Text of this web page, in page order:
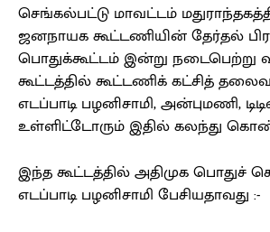
செங்கல்பட்டு மாவட்டம்
ஜனநாயக கூட்டணியின் தேர்தல்
பொதுக்கூட்டம் இன்று நடைபெற்று
கூட்டத்தில் கூட்டணிக் கட்சித்
எடப்பாடி பழனிசாமி, அன்புமணி,
உள்ளிட்டோரும் இதில் கலந்து
இந்த கூட்டத்தில் அதிமுக பொதுச்
எடப்பாடி பழனிசாமி பேசியதாவது :-